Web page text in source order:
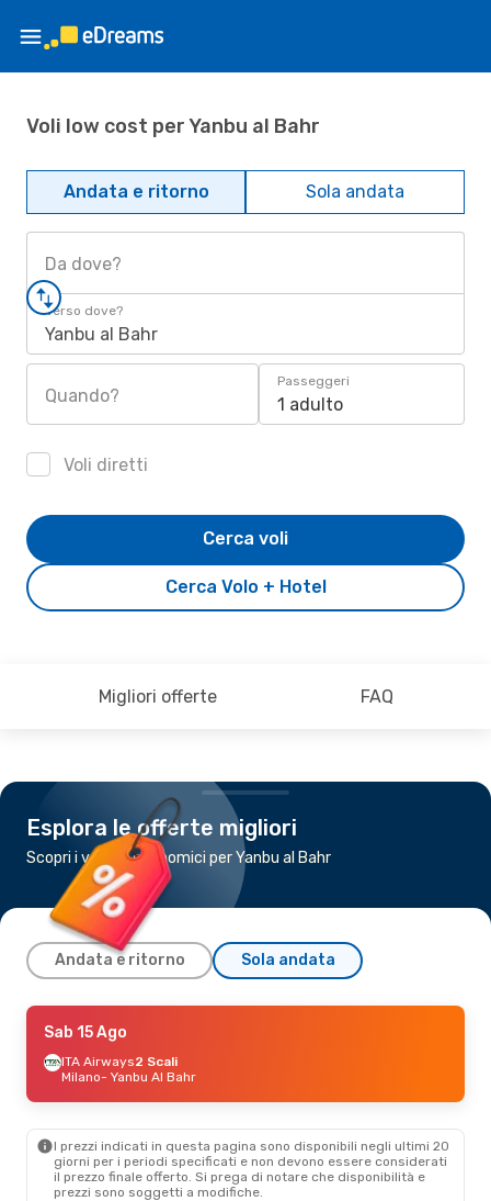
Voli low cost per Yanbu al Bahr
Andata e ritorno Sola andata
Da dove?
Verso dove?
Yanbu al Bahr
Quando?
Passeggeri
1 adulto
Voli diretti
Cerca Volo + Hotel
Cerca voli
Migliori offerte FAQ
Esplora le offerte migliori
Scopri i voli più economici per Yanbu al Bahr
Andata e ritorno Sola andata
Lun 3 Ago- Ven 14 Ago
Saudi Arabian Airlines
1 Scalo
Saudi Arabian Airlines
Yanbu Al Bahr - Karachi
Mar 22 Set - Gio 24 Set
Sab 15 Ago
ITA Airways2 Scali
Milano- Yanbu Al Bahr
I prezzi indicati in questa pagina sono disponibili negli ultimi 20
giorni per i periodi specificati e non devono essere considerati
il ​​prezzo finale offerto. Si prega di notare che disponibilità e
prezzi sono soggetti a modifiche.